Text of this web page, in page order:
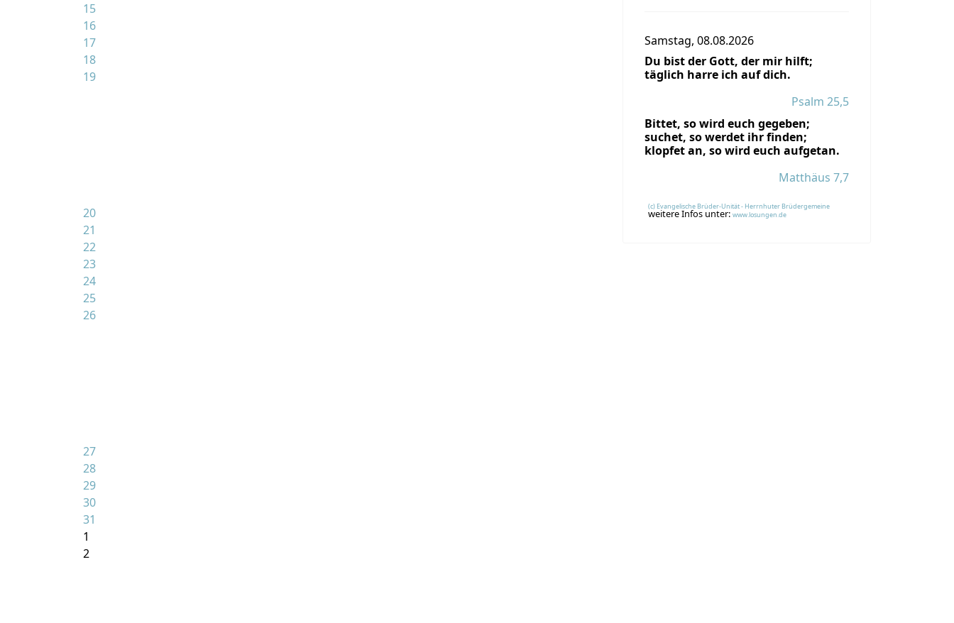
15
16
17
18
19
20
21
22
23
24
25
26
27
28
29
30
31
1
2
Samstag, 08.08.2026
Du bist der Gott, der mir hilft;
täglich harre ich auf dich.
Psalm 25,5
Bittet, so wird euch gegeben;
suchet, so werdet ihr finden;
klopfet an, so wird euch aufgetan.
Matthäus 7,7
(c) Evangelische Brüder-Unität - Herrnhuter Brüdergemeine
weitere Infos unter: www.losungen.de